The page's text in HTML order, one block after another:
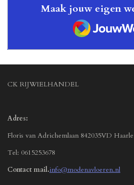
Maak jouw eigen
JouwWeb
CK RIJWIELHANDEL
Adres:
Floris van Adrichemlaan 842035VD
Tel: 0615253678
Contact mail.info@modenavloeren.nl